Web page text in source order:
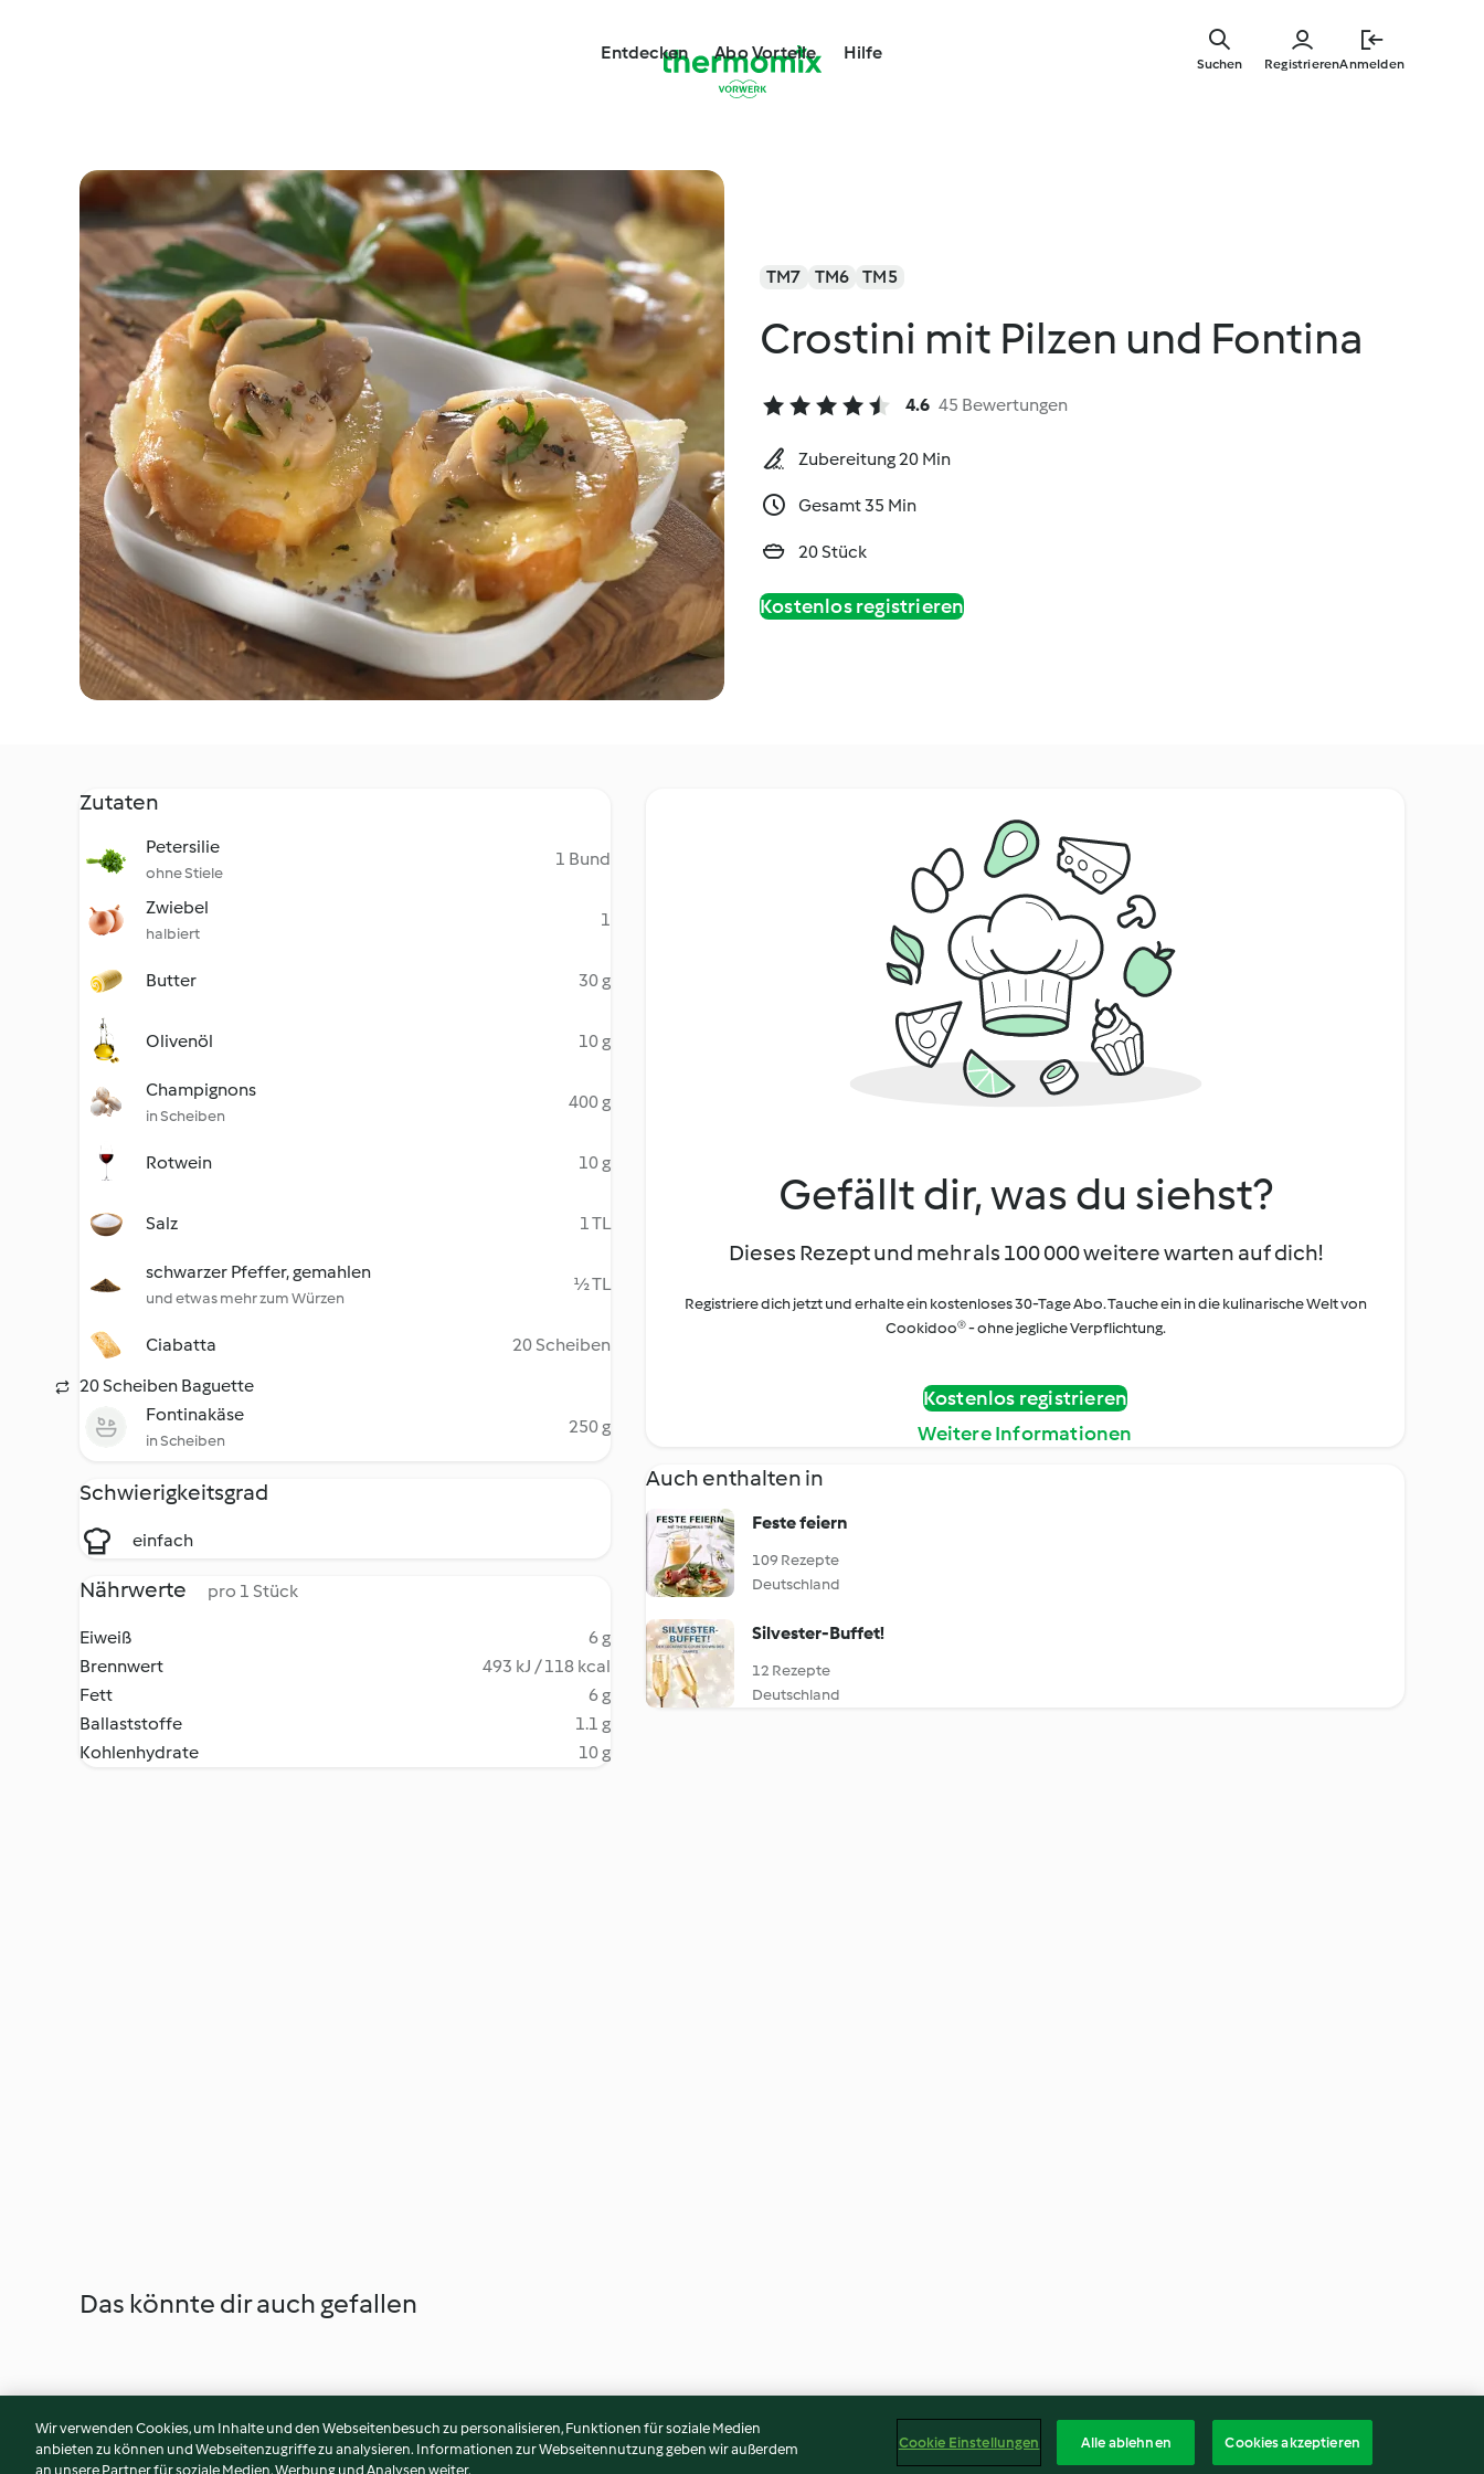
Entdecken Abo Vorteile Hilfe
RegistrierenAnmelden
Suchen
TM7 TM6 TM5
Crostini mit Pilzen und Fontina
4.6 45 Bewertungen
Zubereitung 20 Min
Gesamt 35 Min
20 Stück
Kostenlos registrieren
Zutaten
Petersilie
ohne Stiele
1 Bund
Zwiebel
halbiert
1
Butter 30 g
Olivenöl 10 g
Champignons
in Scheiben
400 g
Rotwein 10 g
Salz 1 TL
schwarzer Pfeffer, gemahlen
und etwas mehr zum Würzen
½ TL
Ciabatta
20 Scheiben
20 Scheiben Baguette
Fontinakäse
in Scheiben
250 g
Schwierigkeitsgrad
einfach
Nährwerte pro 1 Stück
Eiweiß
6 g
Brennwert
493 kJ / 118 kcal
Fett
6 g
Ballaststoffe
1.1 g
Kohlenhydrate
10 g
Gefällt dir, was du siehst?
Dieses Rezept und mehr als 100 000 weitere warten auf dich!
Registriere dich jetzt und erhalte ein kostenloses 30-Tage Abo. Tauche ein in die kulinarische Welt von
Cookidoo® - ohne jegliche Verpflichtung.
Kostenlos registrieren
Weitere Informationen
Auch enthalten in
Feste feiern
109 Rezepte
Deutschland
Silvester-Buffet!
12 Rezepte
Deutschland
Das könnte dir auch gefallen
Wir verwenden Cookies, um Inhalte und den Webseitenbesuch zu personalisieren, Funktionen für soziale Medien
anbieten zu können und Webseitenzugriffe zu analysieren. Informationen zur Webseitennutzung geben wir außerdem
an unsere Partner für soziale Medien, Werbung und Analysen weiter.
Cookie Einstellungen Alle ablehnen Cookies akzeptieren